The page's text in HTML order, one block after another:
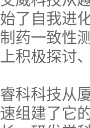
始了自我进
制药一致性
上积极探讨
睿科科技从
速组建了它